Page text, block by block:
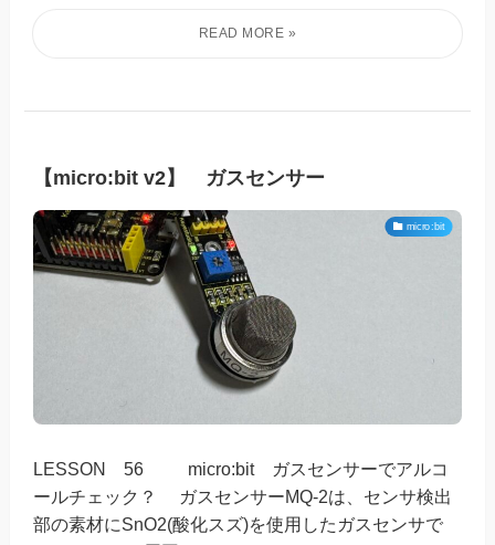
【micro:bit v2】 ガスセンサー
micro:bit
LESSON 56 micro:bit ガスセンサーでアルコ
ールチェック？ ガスセンサーMQ-2は、センサ検出
部の素材にSnO2(酸化スズ)を使用したガスセンサで